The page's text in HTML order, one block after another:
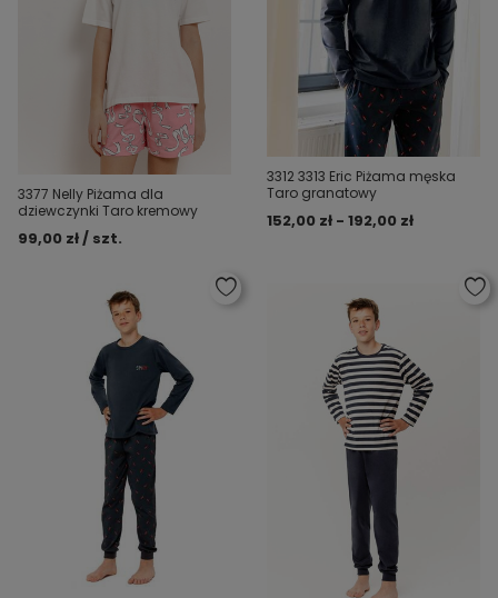
3377 Nelly Piżama dla
dziewczynki Taro kremowy
99,00 zł / szt.
3312 3313 Eric Piżama męska
Taro granatowy
152,00 zł - 192,00 zł